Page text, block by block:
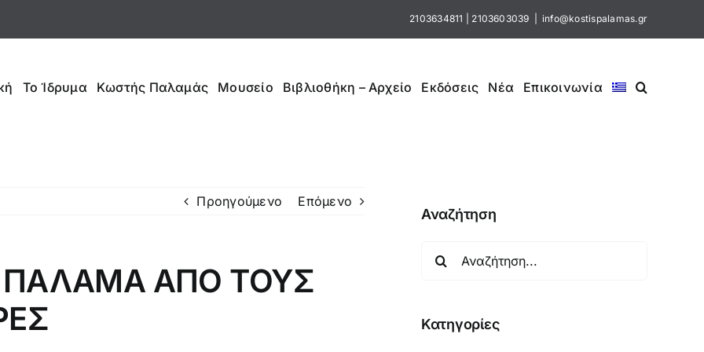
2103634811 2103603039 info@kostispalamas.gr
Το Ίδρυμα Κωστής Παλαμάς Μουσείο Βιβλιοθήκη – Αρχείο Εκδόσεις Νέα Επικοινωνία
Προηγούμενο Επόμενο
ΠΑΛΑΜΑ ΑΠΟ ΤΟΥΣ
Αναζήτηση
Κατηγορίες